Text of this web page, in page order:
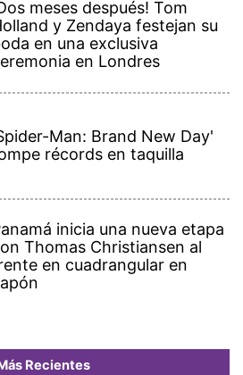
meses después! Tom
y Zendaya festejan su
en una exclusiva
en Londres
Man: Brand New Day'
récords en taquilla
inicia una nueva etapa
Thomas Christiansen al
en cuadrangular en
Recientes